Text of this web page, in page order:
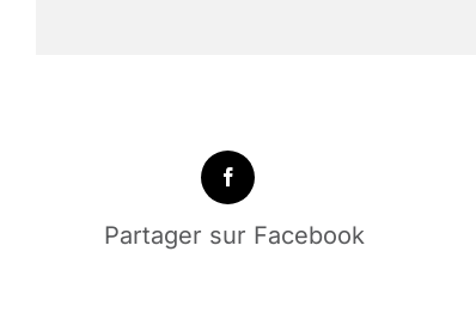
Partager sur Facebook